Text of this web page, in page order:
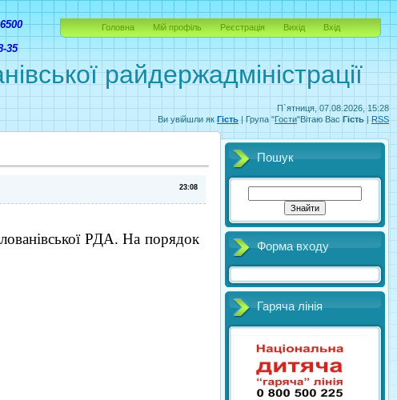
П`ятниця, 07.08.2026, 15:28
Ви увійшли як Гість | Група "Гости"Вітаю Вас Гість | RSS
райдержадміністрації
26500
35
Головна Мій профіль Реєстрація Вихід Вхід
23:08
РДА. На порядок
Пошук
Форма входу
Гаряча лінія